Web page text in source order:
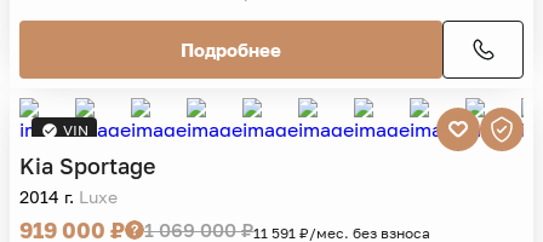
Kia Sportage
2014 г. Luxe
839 000 ₽
121 245 км
Автомат
Полный
Внедорожник 5 дв. Синий